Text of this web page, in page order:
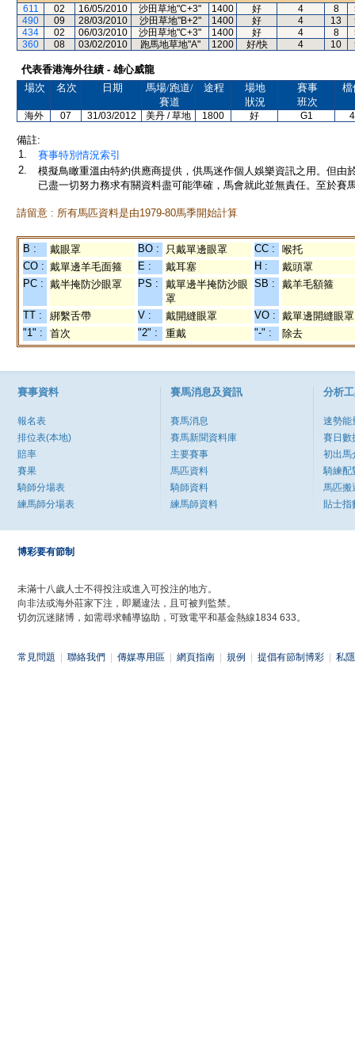
611
02 16/05/2010 沙田草地"C+3" 1400 好 4 8
490
09 28/03/2010 沙田草地"B+2" 1400 好 4 13
434
02 06/03/2010 沙田草地"C+3" 1400 好 4 8
360
08 03/02/2010 跑馬地草地"A" 1200 好/快 4 10
代表香港海外往績 - 雄心威龍
場次
名次 日期
馬場/跑道/
賽道
途程
場地
狀況
賽事
班次
檔
海外 07 31/03/2012 美丹 / 草地 1800 好 G1 4
備註:
1.
賽事特別情況索引
2.
模擬鳥瞰重溫由特約供應商提供，供馬迷作個人娛樂資訊之用。但
已盡一切努力務求有關資料盡可能準確，馬會就此並無責任。至於賽
請留意 : 所有馬匹資料是由1979-80馬季開始計算
B : 戴眼罩 BO : 只戴單邊眼罩 CC :
喉托
CO : 戴單邊羊毛面箍 E : 戴耳塞 H :
戴頭罩
PC : 戴半掩防沙眼罩 PS :
戴單邊半掩防沙眼
罩
SB : 戴羊毛額箍
TT : 綁繫舌帶 V : 戴開縫眼罩 VO : 戴單邊開縫眼罩
"1" :
首次 "2" : 重戴 "-" : 除去
賽事資料
報名表
排位表(本地)
賠率
賽果
騎師分場表
練馬師分場表
賽馬消息及資訊
賽馬消息
賽馬新聞資料庫
主要賽事
馬匹資料
騎師資料
練馬師資料
分析
速勢能
賽日數
初出馬
騎練配
馬匹搬
貼士指
博彩要有節制
未滿十八歲人士不得投注或進入可投注的地方。
向非法或海外莊家下注，即屬違法，且可被判監禁。
切勿沉迷賭博，如需尋求輔導協助，可致電平和基金熱線1834 633。
常見問題 聯絡我們 傳媒專用區 網頁指南 規例 提倡有節制博彩 私